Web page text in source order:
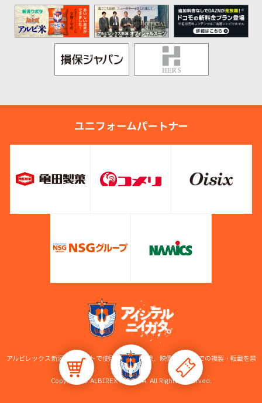
ユニフォームパートナー
アルビレックス新潟公式サイトで使用している画像、映像等の無断での複製・転載を禁
止します。
Copyright © ALBIREX NIIGATA. All Rights Reserved.